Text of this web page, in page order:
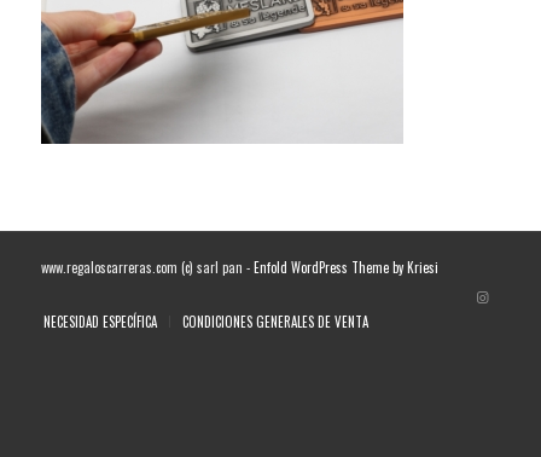
www.regaloscarreras.com (c) sarl pan -Enfold WordPress Theme by Kriesi
NECESIDAD ESPECÍFICA CONDICIONES GENERALES DE VENTA